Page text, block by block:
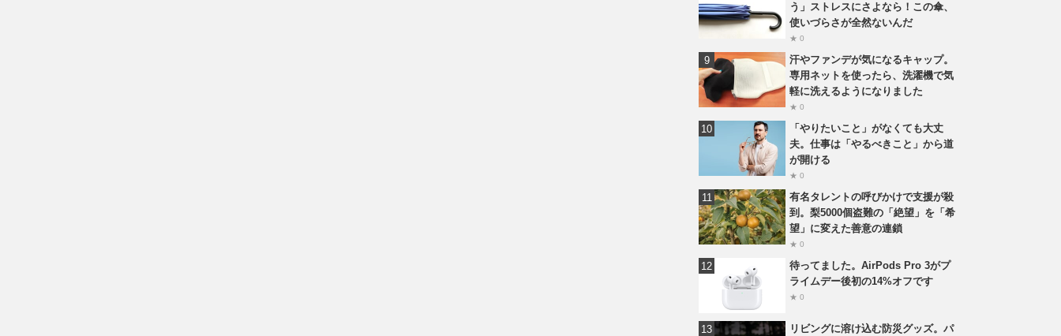
う」ストレスにさよなら！この傘、
使いづらさが全然ないんだ
★ 0
汗やファンデが気になるキャップ。
専用ネットを使ったら、洗濯機で気
軽に洗えるようになりました
★ 0
「やりたいこと」がなくても大丈
夫。仕事は「やるべきこと」から道
が開ける
★ 0
有名タレントの呼びかけで支援が殺
到。梨5000個盗難の「絶望」を「希
望」に変えた善意の連鎖
★ 0
待ってました。AirPods Pro 3がプ
ライムデー後初の14%オフです
★ 0
リビングに溶け込む防災グッズ。パ